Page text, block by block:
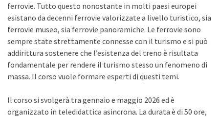
ferrovie. Tutto questo nonostante in molti paesi europei
esistano da decenni ferrovie valorizzate a livello turistico, sia
ferrovie museo, sia ferrovie panoramiche. Le ferrovie sono
sempre state strettamente connesse con il turismo e si può
addirittura sostenere che l’esistenza del treno è risultata
fondamentale per rendere il turismo stesso un fenomeno di
massa. Il corso vuole formare esperti di questi temi.
Il corso si svolgerà tra gennaio e maggio 2026 ed è
organizzato in teledidattica asincrona. La durata è di 50 ore,